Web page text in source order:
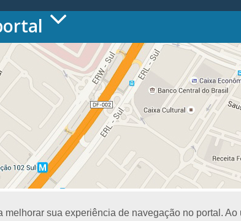
melhorar sua experiência de navegação no portal.
– Gestões anteriores
VICE-
Administrativa
Controle Interno
Desenvolvimento
Governança e
Fiscalização,
Técnica
Registro
PROJETOS E
Excelência na
Visitas Escolares
CRE